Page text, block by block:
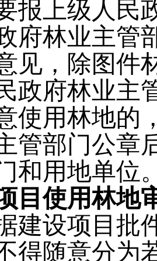
报上级人
府林业主管
见，除图件
政府林业
使用林地的
管部门公章
和用地单位
目使用林地
建设项目
得随意分为